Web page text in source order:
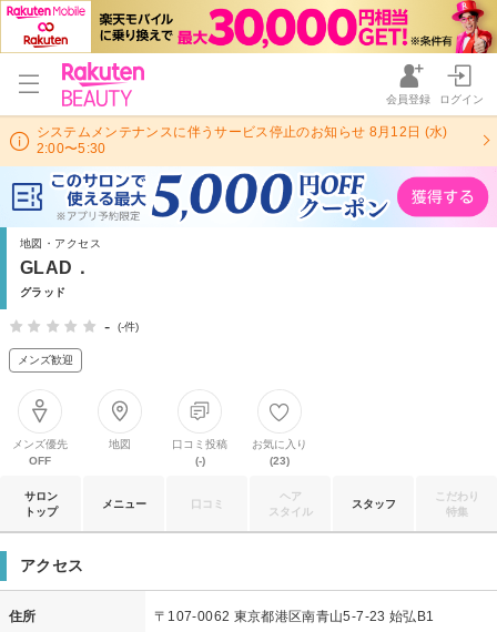
会員登録 ログイン
システムメンテナンスに伴うサービス停止のお知らせ 8月12日 (水)
2:00〜5:30
地図・アクセス
GLAD．
グラッド
- (-件)
メンズ歓迎
メンズ優先
OFF
地図
口コミ投稿
(-)
お気に入り
(23)
サロン
トップ
メニュー 口コミ
ヘア
スタイル
スタッフ
こだわり
特集
アクセス
住所 〒107-0062 東京都港区南青山5-7-23 始弘B1